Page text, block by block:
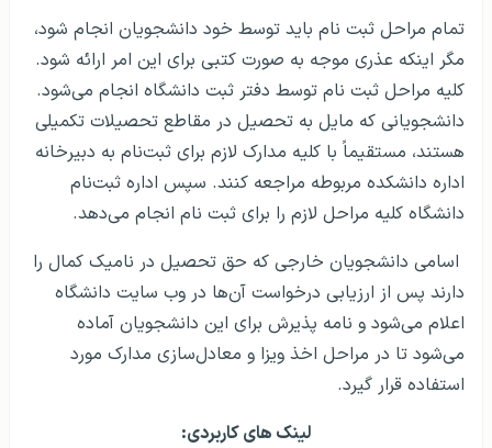
تمام مراحل ثبت نام باید توسط خود دانشجویان انجام شود،
مگر اینکه عذری موجه به صورت کتبی برای این امر ارائه شود.
کلیه مراحل ثبت نام توسط دفتر ثبت دانشگاه انجام می‌شود.
دانشجویانی که مایل به تحصیل در مقاطع تحصیلات تکمیلی
هستند، مستقیماً با کلیه مدارک لازم برای ثبت‌نام به دبیرخانه
اداره دانشکده مربوطه مراجعه کنند. سپس اداره ثبت‌نام
دانشگاه کلیه مراحل لازم را برای ثبت نام انجام می‌دهد.
اسامی دانشجویان خارجی که حق تحصیل در نامیک کمال را
دارند پس از ارزیابی درخواست‌ آ‌ن‌ها در وب سایت دانشگاه
اعلام می‌شود و نامه پذیرش برای این دانشجویان آماده
می‌شود تا در مراحل اخذ ویزا و معادل‌سازی مدارک مورد
استفاده قرار گیرد.
لینک های کاربردی: